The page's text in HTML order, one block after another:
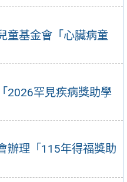
童基金會「心臟病童
2026罕見疾病獎助學
辦理「115年得福獎助